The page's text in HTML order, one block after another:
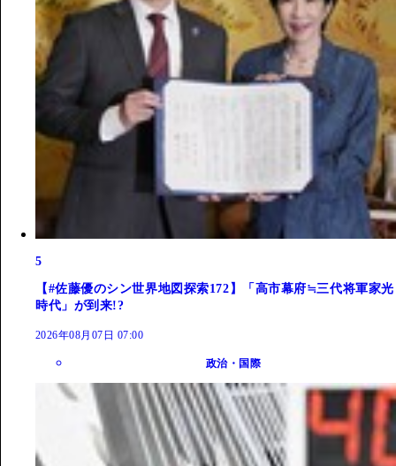
5
【#佐藤優のシン世界地図探索172】「高市幕府≒三代将軍家光
時代」が到来!?
2026年08月07日 07:00
政治・国際